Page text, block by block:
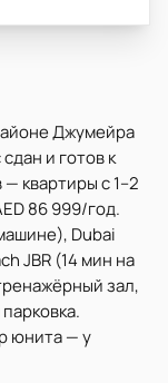
Джумейра
и готов к
квартиры с 1–2
86 999/год.
Dubai
JBR (14 мин на
зал,
юнита — у